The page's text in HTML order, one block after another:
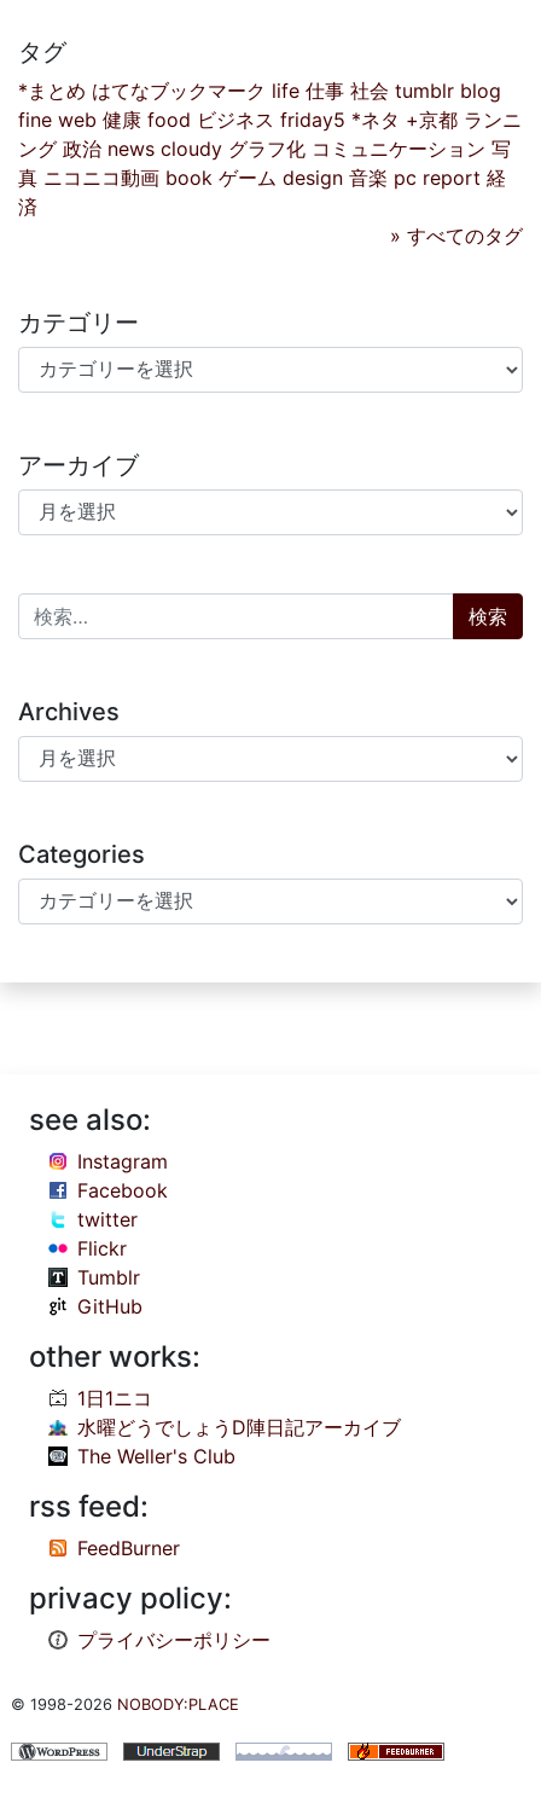
タグ
*まとめ はてなブックマーク life 仕事 社会 tumblr blog
fine web 健康 food ビジネス friday5 *ネタ +京都 ランニ
ング 政治 news cloudy グラフ化 コミュニケーション 写
真 ニコニコ動画 book ゲーム design 音楽 pc report 経
済
» すべてのタグ
カテゴリー
カテゴリー
アーカイブ
アーカイブ
検索:
Archives
Archives
Categories
Categories
see also:
Instagram
Facebook
twitter
Flickr
Tumblr
GitHub
other works:
1日1ニコ
水曜どうでしょうD陣日記アーカイブ
The Weller's Club
rss feed:
FeedBurner
privacy policy:
プライバシーポリシー
© 1998-2026 NOBODY:PLACE